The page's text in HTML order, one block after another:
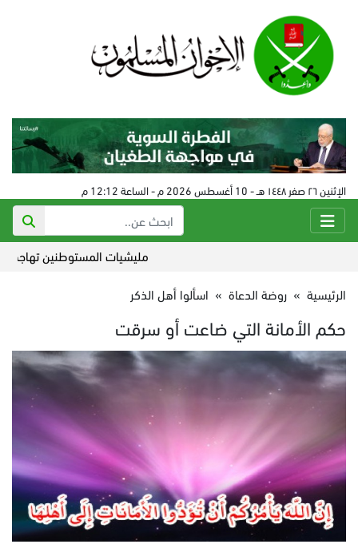
الإثنين ٢٦ صفر ١٤٤٨ هـ - 10 أغسطس 2026 م - الساعة 12:12 م
مليشيات المستوطنين تهاجم
الرئيسية » روضة الدعاة » اسألوا أهل الذكر
حكم الأمانة التي ضاعت أو سرقت